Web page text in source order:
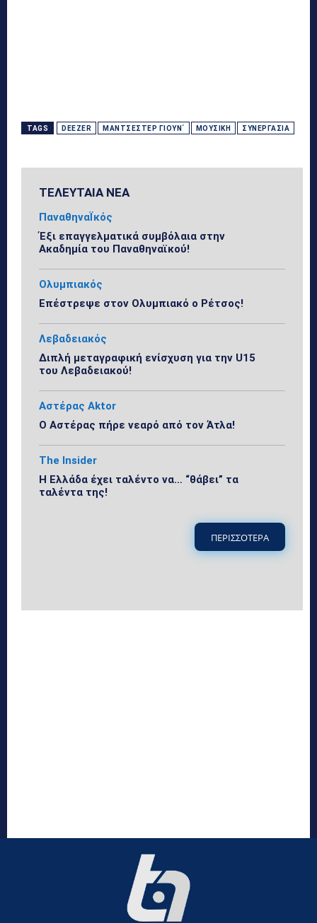
TAGS DEEZER ΜΆΝΤΣΕΣΤΕΡ ΓΙΟΥΝ΄ ΜΟΥΣΙΚΉ ΣΥΝΕΡΓΑΣΊΑ
ΤΕΛΕΥΤΑΙΑ ΝΕΑ
ΠαναθηναΪκός
Έξι επαγγελματικά συμβόλαια στην
Ακαδημία του Παναθηναϊκού!
Ολυμπιακός
Επέστρεψε στον Ολυμπιακό ο Ρέτσος!
Λεβαδειακός
Διπλή μεταγραφική ενίσχυση για την U15
του Λεβαδειακού!
Αστέρας Aktor
Ο Αστέρας πήρε νεαρό από τον Άτλα!
The Insider
Η Ελλάδα έχει ταλέντο να… “θάβει” τα
ταλέντα της!
ΠΕΡΙΣΣΟΤΕΡΑ